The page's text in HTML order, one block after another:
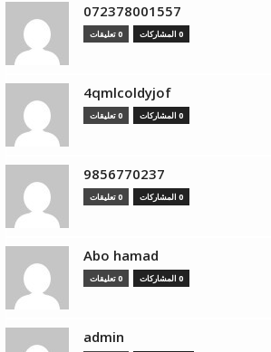
072378001557
0 المشاركات 0 تعليقات
4qmlcoldyjof
0 المشاركات 0 تعليقات
9856770237
0 المشاركات 0 تعليقات
Abo hamad
0 المشاركات 0 تعليقات
admin